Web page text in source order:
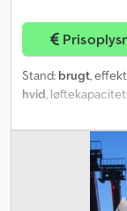
Stand: brugt,
hvid, løftekapacitet:
forlygter,
BOBCAT, type: S
2.436 kg, 4-
/ 36,50 kW ved
STYRING, SKOVL